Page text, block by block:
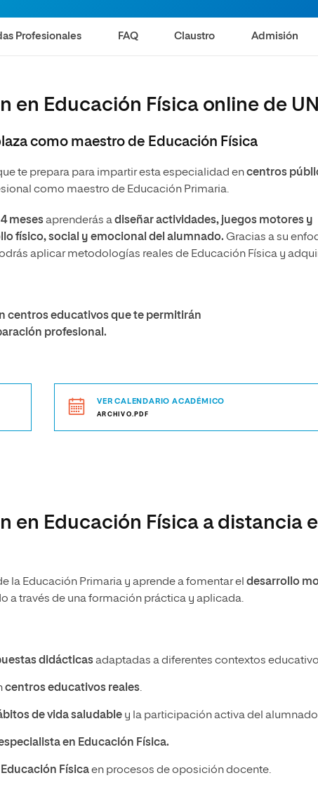
y Relaciones
Acceso universitario para
mayores
de Movilidad
Profesionales FAQ Claustro Admisión
en Educación Física online de
como maestro de Educación Física
te prepara para impartir esta especialidad encentros
como maestro de Educación Primaria.
mesesaprenderás adiseñar actividades, juegos motores y
físico, social y emocional del alumnado. Gracias a su
aplicar metodologías reales de Educación Física y
centros educativos que te permitirán
profesional.
VER CALENDARIO ACADÉMICO
ARCHIVO.PDF
en Educación Física a distancia
la Educación Primaria y aprende a fomentar el desarrollo
a través de una formación práctica y aplicada.
didácticasadaptadas a diferentes contextos
centros educativos reales.
de vida saludable y la participación activa del
en Educación Física.
Físicaen procesos de oposición docente.